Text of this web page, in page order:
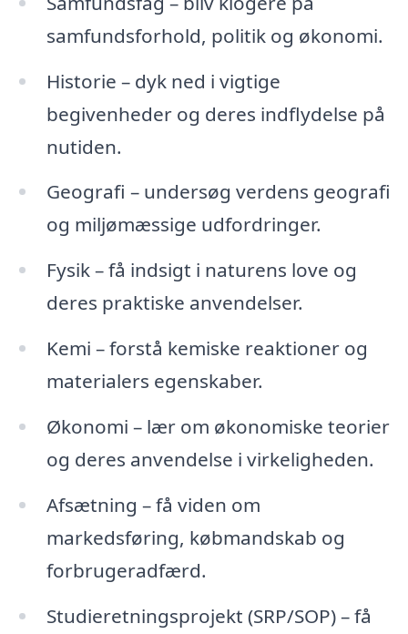
samfundsforhold, politik og økonomi.
Historie – dyk ned i vigtige
begivenheder og deres indflydelse på
nutiden.
Geografi – undersøg verdens geografi
og miljømæssige udfordringer.
Fysik – få indsigt i naturens love og
deres praktiske anvendelser.
Kemi – forstå kemiske reaktioner og
materialers egenskaber.
Økonomi – lær om økonomiske teorier
og deres anvendelse i virkeligheden.
Afsætning – få viden om
markedsføring, købmandskab og
forbrugeradfærd.
Studieretningsprojekt (SRP/SOP) – få